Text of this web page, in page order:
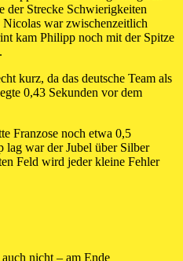
der Strecke Schwierigkeiten
war zwischenzeitlich
kam Philipp noch mit der Spitze
kurz, da das deutsche Team als
0,43 Sekunden vor dem
Franzose noch etwa 0,5
lag war der Jubel über Silber
Feld wird jeder kleine Fehler
nicht – am Ende